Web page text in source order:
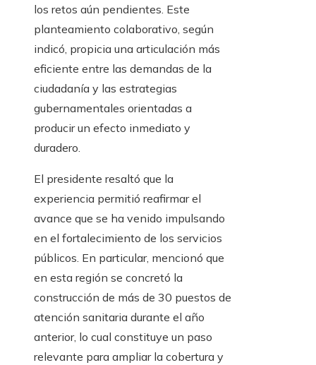
los retos aún pendientes. Este
planteamiento colaborativo, según
indicó, propicia una articulación más
eficiente entre las demandas de la
ciudadanía y las estrategias
gubernamentales orientadas a
producir un efecto inmediato y
duradero.
El presidente resaltó que la
experiencia permitió reafirmar el
avance que se ha venido impulsando
en el fortalecimiento de los servicios
públicos. En particular, mencionó que
en esta región se concretó la
construcción de más de 30 puestos de
atención sanitaria durante el año
anterior, lo cual constituye un paso
relevante para ampliar la cobertura y